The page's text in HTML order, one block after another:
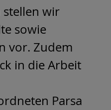
stellen wir
sowie
vor. Zudem
in die Arbeit
Parsa